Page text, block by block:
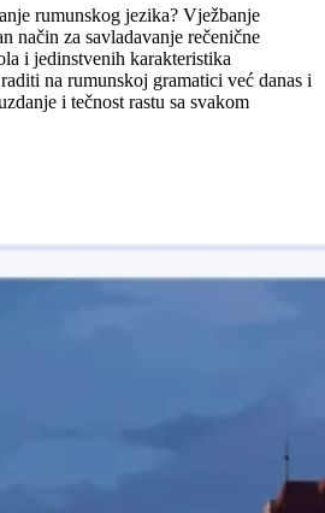
rumunskog jezika? Vježbanje
način za savladavanje rečenične
i jedinstvenih karakteristika
na rumunskoj gramatici već danas i
i tečnost rastu sa svakom